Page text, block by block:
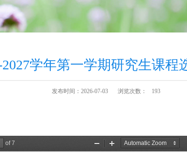
2027学年第一学期研究生课程
发布时间：2026-07-03 浏览次数： 193